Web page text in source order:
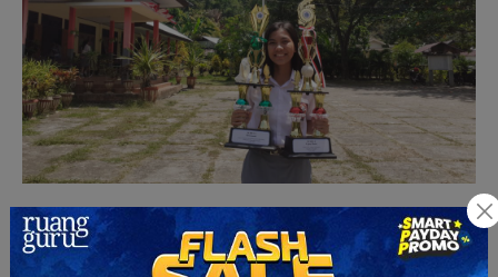
Oksalin dan piala kemenangannya (Sumber: dok. pribadi)
“Aku suka lihat jaringan di sinijaha(tidak baik), jadi kalau mau
persiapan SBMPTN, lebih baik aku pakai yang Ruangguru